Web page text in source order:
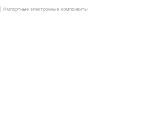
Импортные электронные компоненты